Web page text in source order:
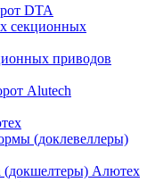
DTA
секционных
приводов
Alutech
(доклевеллеры)
(докшелтеры) Алютех